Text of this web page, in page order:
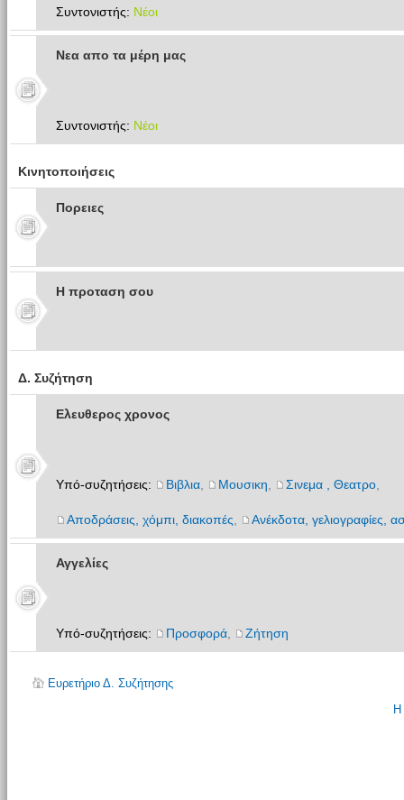
Συντονιστής: Νέοι
Νεα απο τα μέρη μας
Συντονιστής: Νέοι
Κινητοποιήσεις
Πoρειες
Η προταση σου
Δ. Συζήτηση
Ελευθερος χρονος
Υπό-συζητήσεις: Βιβλια, Μουσικη Σινεμα , Θεατρο,
Αποδράσεις, χόμπι, διακοπές Ανέκδοτα, γελιογραφίες,
Αγγελίες
Υπό-συζητήσεις: Προσφορά, Ζήτηση
Ευρετήριο Δ. Συζήτησης
Η